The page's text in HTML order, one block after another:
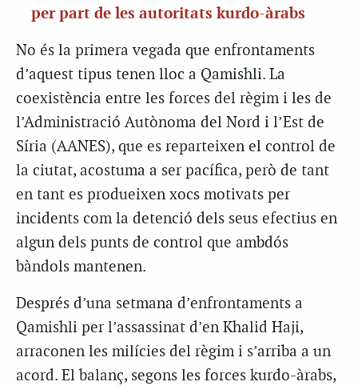
per part de les autoritats kurdo-àrabs
No és la primera vegada que enfrontaments
d’aquest tipus tenen lloc a Qamishli. La
coexistència entre les forces del règim i les de
l’Administració Autònoma del Nord i l’Est de
Síria (AANES), que es reparteixen el control de
la ciutat, acostuma a ser pacífica, però de tant
en tant es produeixen xocs motivats per
incidents com la detenció dels seus efectius en
algun dels punts de control que ambdós
bàndols mantenen.
Després d’una setmana d’enfrontaments a
Qamishli per l’assassinat d’en Khalid Haji,
arraconen les milícies del règim i s’arriba a un
acord. El balanç, segons les forces kurdo-àrabs,